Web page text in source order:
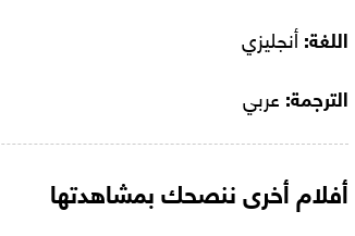
اللغة:أنجليزي
الترجمة: عربي
أفلام أخرى ننصحك بمشاهدتها